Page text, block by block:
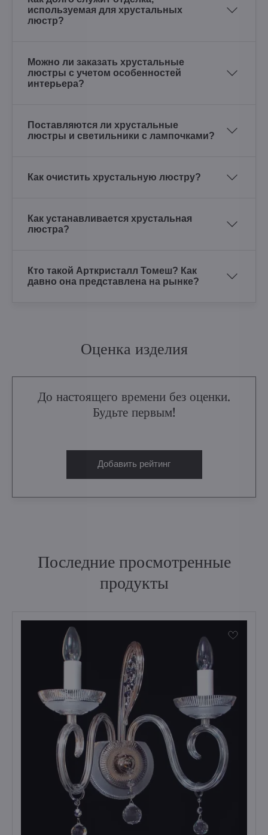
используемая для хрустальных
люстр?
Можно ли заказать хрустальные
люстры с учетом особенностей
интерьера?
Поставляются ли хрустальные
люстры и светильники с лампочками?
Как очистить хрустальную люстру?
Как устанавливается хрустальная
люстра?
Кто такой Арткристалл Томеш? Как
давно она представлена на рынке?
Оценка изделия
До настоящего времени без оценки.
Будьте первым!
Добавить рейтинг
Последние просмотренные
продукты